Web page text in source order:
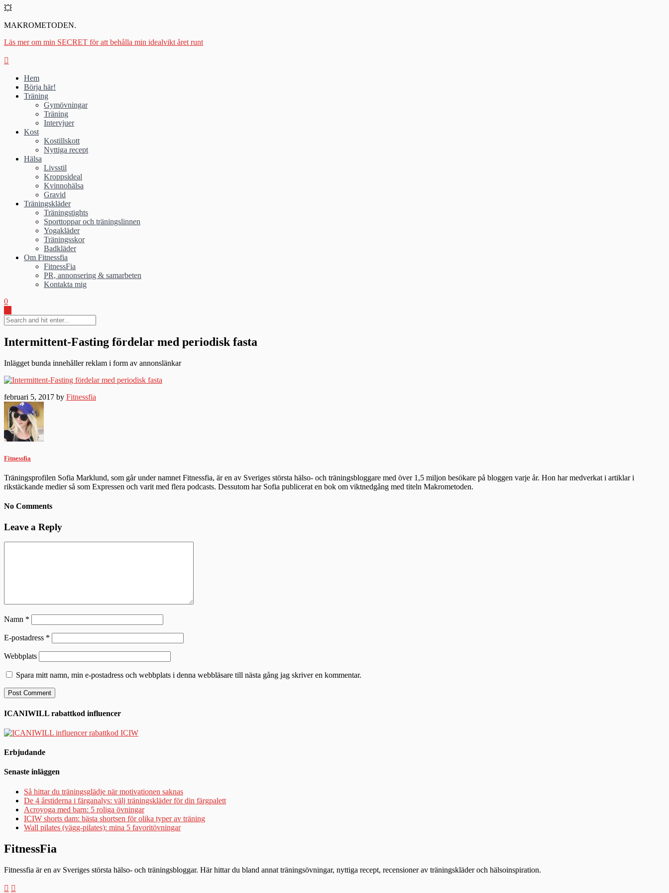
💥
MAKROMETODEN.
Läs mer om min SECRET för att behålla min idealvikt året runt
Hem
Börja här!
Träning
Gymövningar
Träning
Intervjuer
Kost
Kostillskott
Nyttiga recept
Hälsa
Livsstil
Kroppsideal
Kvinnohälsa
Gravid
Träningskläder
Träningstights
Sporttoppar och träningslinnen
Yogakläder
Träningsskor
Badkläder
Om Fitnessfia
FitnessFia
PR, annonsering & samarbeten
Kontakta mig
0
Intermittent-Fasting fördelar med periodisk fasta
Inlägget bunda innehåller reklam i form av annonslänkar
februari 5, 2017 by Fitnessfia
Fitnessfia
Träningsprofilen Sofia Marklund, som går under namnet Fitnessfia, är en av Sveriges största hälso- och träningsbloggare med över 1,5 miljon besökare på bloggen varje år. Hon har medverkat i artiklar i
rikstäckande medier så som Expressen och varit med flera podcasts. Dessutom har Sofia publicerat en bok om viktnedgång med titeln Makrometoden.
No Comments
Leave a Reply
Namn *
E-postadress *
Webbplats
Spara mitt namn, min e-postadress och webbplats i denna webbläsare till nästa gång jag skriver en kommentar.
ICANIWILL rabattkod influencer
Erbjudande
Senaste inläggen
Så hittar du träningsglädje när motivationen saknas
De 4 årstiderna i färganalys: välj träningskläder för din färgpalett
Acroyoga med barn: 5 roliga övningar
ICIW shorts dam: bästa shortsen för olika typer av träning
Wall pilates (vägg-pilates): mina 5 favoritövningar
FitnessFia
Fitnessfia är en av Sveriges största hälso- och träningsbloggar. Här hittar du bland annat träningsövningar, nyttiga recept, recensioner av träningskläder och hälsoinspiration.